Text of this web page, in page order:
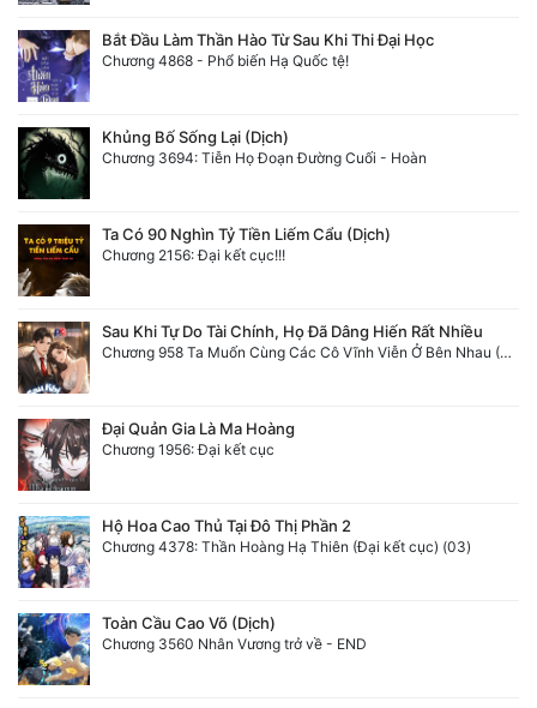
Bắt Đầu Làm Thần Hào Từ Sau Khi Thi Đại Học
Chương 4868 - Phổ biến Hạ Quốc tệ!
Khủng Bố Sống Lại (Dịch)
Chương 3694: Tiễn Họ Đoạn Đường Cuối - Hoàn
Ta Có 90 Nghìn Tỷ Tiền Liếm Cẩu (Dịch)
Chương 2156: Đại kết cục!!!
Sau Khi Tự Do Tài Chính, Họ Đã Dâng Hiến Rất Nhiều
Chương 958 Ta Muốn Cùng Các Cô Vĩnh Viễn Ở Bên Nhau (2) Hết
Đại Quản Gia Là Ma Hoàng
Chương 1956: Đại kết cục
Hộ Hoa Cao Thủ Tại Đô Thị Phần 2
Chương 4378: Thần Hoàng Hạ Thiên (Đại kết cục) (03)
Toàn Cầu Cao Võ (Dịch)
Chương 3560 Nhân Vương trở về - END